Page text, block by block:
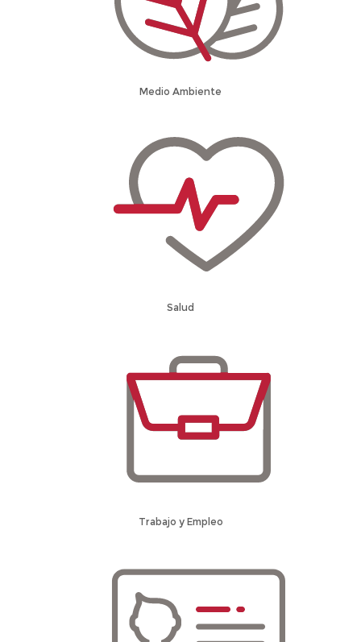
Medio Ambiente
Salud
Trabajo y Empleo